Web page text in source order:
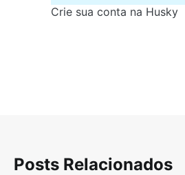
Crie sua conta na Husky
Posts Relacionados